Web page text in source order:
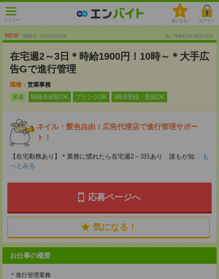
メニュー
0
気になる！ ログイン
NEW 掲載日 :2026/08/08 No.TMPE26-0532991
在宅週2～3日＊時給1900円！10時～＊大手広
告Gで進行管理
職種： 営業事務
派遣
職種未経験OK ブランクOK WEB登録・面接OK
ネイル・髪色自由！広告代理店で進行管理サポー
ト！
【在宅勤務あり】＊業務に慣れたら在宅週2～3日あり 誰もが知 ...も
っとみる
応募ページへ
気になる！
お仕事の概要
＊進行管理業務